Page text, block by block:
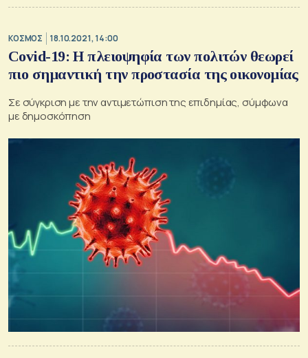
ΚΟΣΜΟΣ 18.10.2021, 14:00
Covid-19: Η πλειοψηφία των πολιτών θεωρεί
πιο σημαντική την προστασία της οικονομίας
Σε σύγκριση με την αντιμετώπιση της επιδημίας, σύμφωνα
με δημοσκόπηση